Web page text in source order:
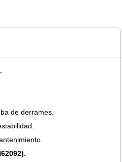
de derrames.